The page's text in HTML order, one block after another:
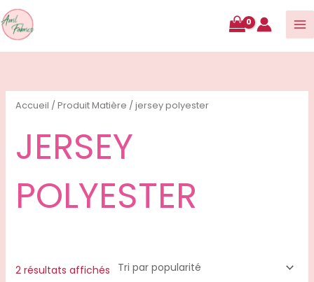
contenu
Accueil / Produit Matière / jersey polyester
JERSEY
POLYESTER
2 résultats affichés
Trié